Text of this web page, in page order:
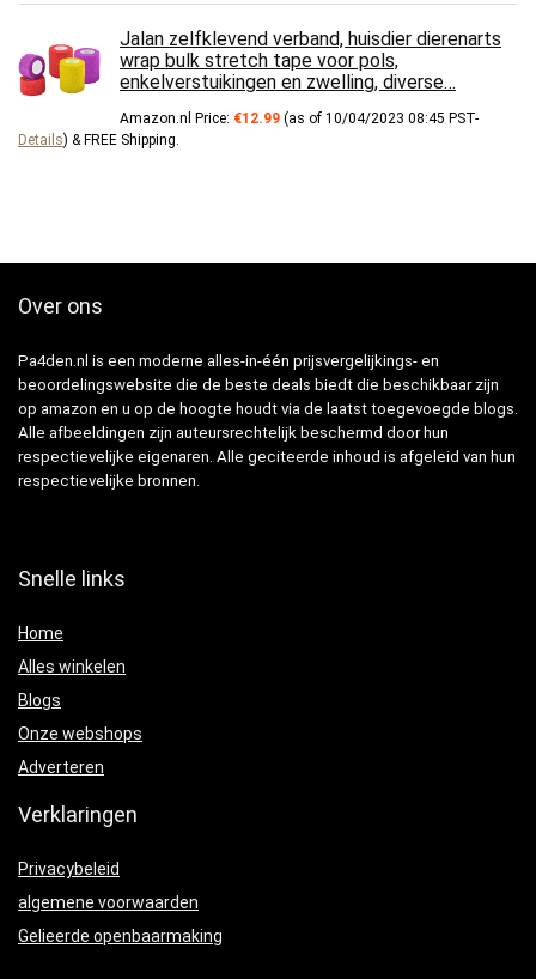
Jalan zelfklevend verband, huisdier dierenarts
wrap bulk stretch tape voor pols,
enkelverstuikingen en zwelling, diverse…
Amazon.nl Price: €12.99 (as of 10/04/2023 08:45 PST-
Details) & FREE Shipping
Over ons
Pa4den.nl is een moderne alles-in-één prijsvergelijkings- en
beoordelingswebsite die de beste deals biedt die beschikbaar zijn
op amazon en u op de hoogte houdt via de laatst toegevoegde blogs.
Alle afbeeldingen zijn auteursrechtelijk beschermd door hun
respectievelijke eigenaren. Alle geciteerde inhoud is afgeleid van hun
respectievelijke bronnen.
Snelle links
Home
Alles winkelen
Blogs
Onze webshops
Adverteren
Verklaringen
Privacybeleid
algemene voorwaarden
Gelieerde openbaarmaking